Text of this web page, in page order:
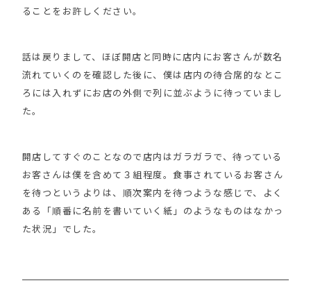
ることをお許しください。
話は戻りまして、ほぼ開店と同時に店内にお客さんが数名
流れていくのを確認した後に、僕は店内の待合席的なとこ
ろには入れずにお店の外側で列に並ぶように待っていまし
た。
開店してすぐのことなので店内はガラガラで、待っている
お客さんは僕を含めて３組程度。食事されているお客さん
を待つというよりは、順次案内を待つような感じで、よく
ある「順番に名前を書いていく紙」のようなものはなかっ
た状況」でした。